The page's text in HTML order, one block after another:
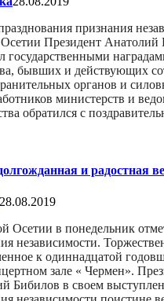
признания
Президент Анатолий
государственными
бывших и действующих
органов и
министерств и
обратился с
и радостная
28.08.2019
Осетии в понедельник
независимости.
к одиннадцатой
зале « Чермен».
Бибилов в своем